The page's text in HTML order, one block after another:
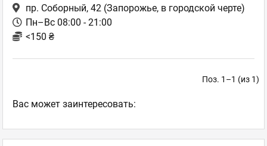
пр. Соборный, 42 (Запорожье, в городской черте)
Пн–Вс 08:00 - 21:00
<150 ₴
Поз. 1–1 (из 1)
Ваc может заинтересовать: